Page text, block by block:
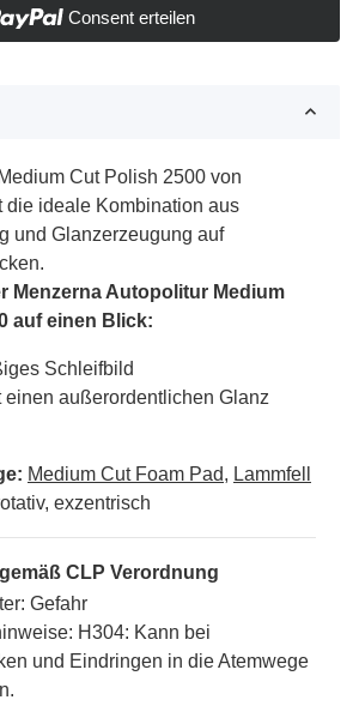
Consent erteilen
Cut Polish 2500 von
die ideale Kombination aus
und Glanzerzeugung auf
Menzerna Autopolitur Medium
auf einen Blick:
Schleifbild
einen außerordentlichen Glanz
Medium Cut Foam Pad, Lammfell
exzentrisch
CLP Verordnung
Gefahr
H304: Kann bei
und Eindringen in die Atemwege